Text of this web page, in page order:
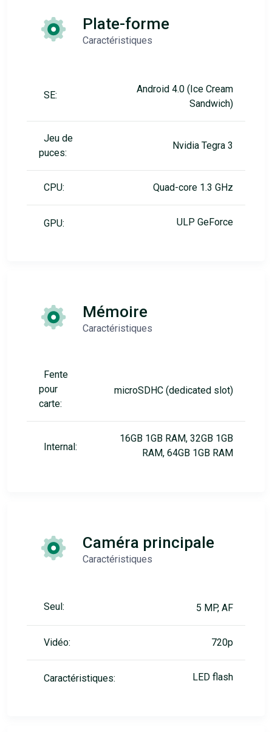
Plate-forme
Caractéristiques
SE:
Android 4.0 (Ice Cream
Sandwich)
Jeu de
puces:
Nvidia Tegra 3
CPU: Quad-core 1.3 GHz
GPU: ULP GeForce
Mémoire
Caractéristiques
Fente
pour
carte:
microSDHC (dedicated slot)
Internal:
16GB 1GB RAM, 32GB 1GB
RAM, 64GB 1GB RAM
Caméra principale
Caractéristiques
Seul: 5 MP, AF
Vidéo: 720p
Caractéristiques: LED flash